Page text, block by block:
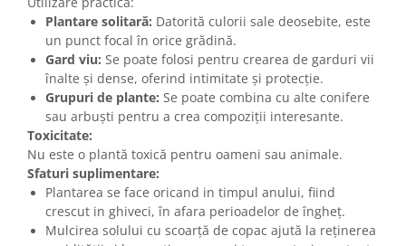
Plantare solitară: Datorită culorii sale deosebite, este
un punct focal în orice grădină.
Gard viu: Se poate folosi pentru crearea de garduri vii
înalte și dense, oferind intimitate și protecție.
Grupuri de plante: Se poate combina cu alte conifere
sau arbuști pentru a crea compoziții interesante.
Toxicitate:
Nu este o plantă toxică pentru oameni sau animale.
Sfaturi suplimentare:
Plantarea se face oricand in timpul anului, fiind
crescut in ghiveci, în afara perioadelor de îngheț.
Mulcirea solului cu scoarță de copac ajută la reținerea